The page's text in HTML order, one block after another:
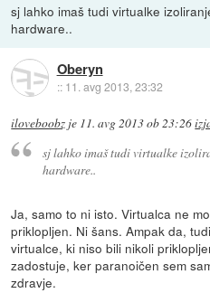
sj lahko imaš tudi virtualke
hardware..
Oberyn
:: 11. avg 2013, 23:32
iloveboobz je 11. avg 2013 ob 23:26
sj lahko imaš tudi virtualke
hardware..
Ja, samo to ni isto. Virtualca ne
priklopljen. Ni šans. Ampak da,
virtualce, ki niso bili nikoli
zadostuje, ker paranoičen sem
zdravje.